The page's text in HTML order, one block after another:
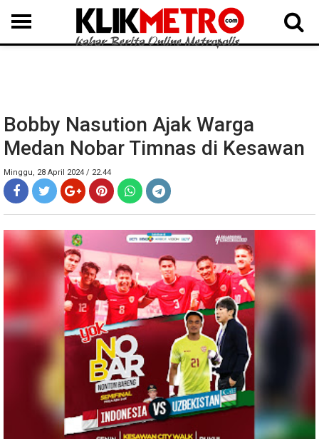
MEDAN LANGKAT DAIRI SAMOSIR TAPUT BATUBARA DELISERDANG
Bobby Nasution Ajak Warga
Medan Nobar Timnas di Kesawan
Minggu, 28 April 2024 / 22.44